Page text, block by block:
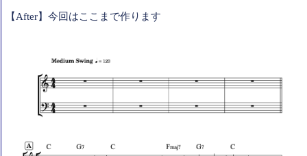
【After】今回はここまで作ります